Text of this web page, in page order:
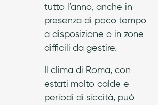
tutto l’anno, anche in
presenza di poco tempo
a disposizione o in zone
difficili da gestire.
Il clima di Roma, con
estati molto calde e
periodi di siccità, può